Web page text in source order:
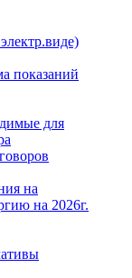
показаний
для
на
на 2026г.